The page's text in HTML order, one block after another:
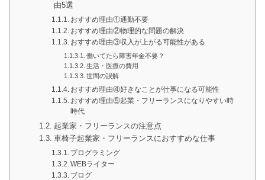
由5選
おすすめ理由①通勤不要
おすすめ理由②物理的な問題の解決
おすすめ理由③収入が上がる可能性がある
働いてたら障害年金不要？
生活・医療の費用
世間の誤解
おすすめ理由④好きなことが仕事になる可能性
おすすめ理由⑤起業・フリーランスになりやすい時
時代
起業家・フリーランスの注意点
車椅子起業家・フリーランスにおすすめな仕事
プログラミング
WEBライター
ブログ